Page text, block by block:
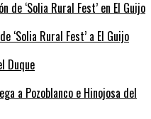
‘Solia Rural Fest’ a El Guijo
a Pozoblanco e Hinojosa del